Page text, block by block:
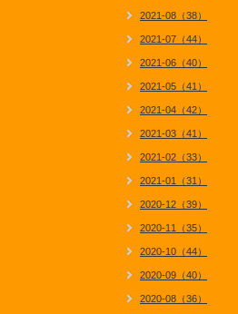
2021-08（38）
2021-07（44）
2021-06（40）
2021-05（41）
2021-04（42）
2021-03（41）
2021-02（33）
2021-01（31）
2020-12（39）
2020-11（35）
2020-10（44）
2020-09（40）
2020-08（36）